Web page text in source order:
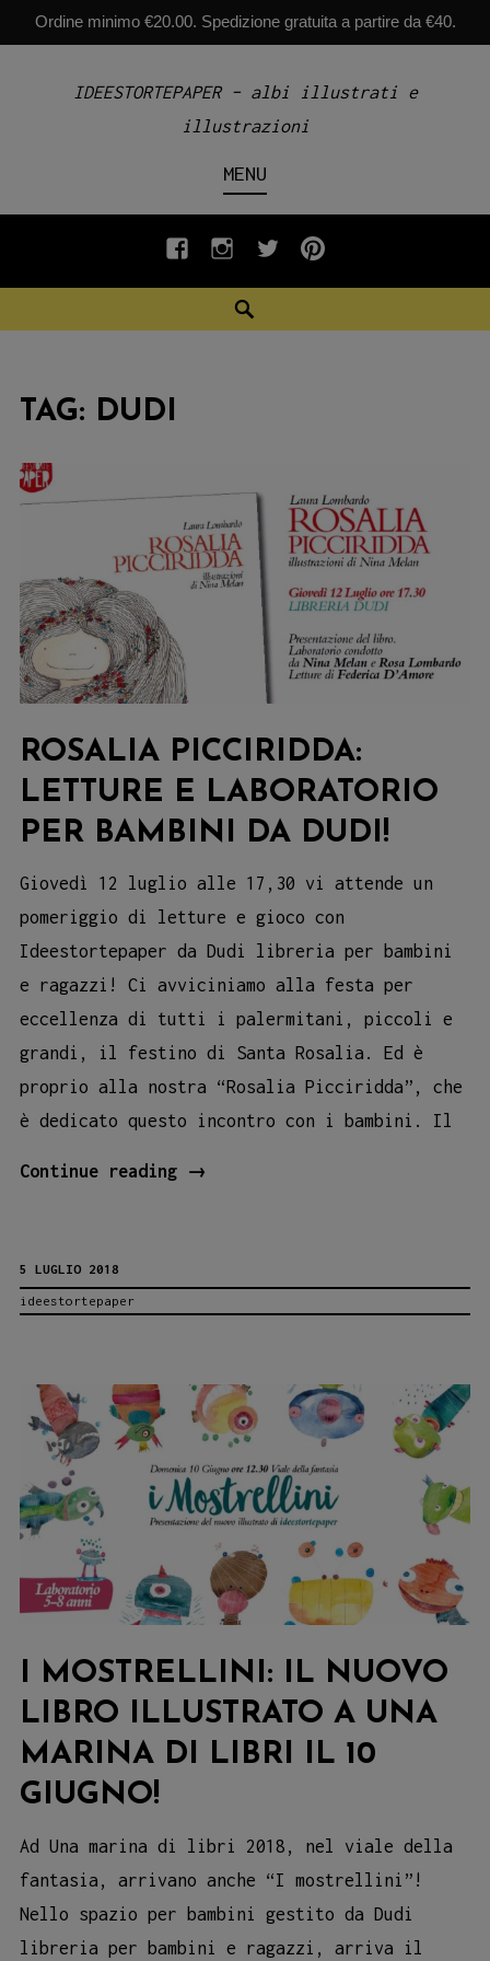
Ordine minimo €20.00. Spedizione gratuita a partire da €40.
IDEESTORTEPAPER – albi illustrati e
illustrazioni
MENU
fb INSTAGRAM
twiterpinterest
TAG: DUDI
ROSALIA PICCIRIDDA:
LETTURE E LABORATORIO
PER BAMBINI DA DUDI!
Giovedì 12 luglio alle 17,30 vi attende un
pomeriggio di letture e gioco con
Ideestortepaper da Dudi libreria per bambini
e ragazzi! Ci avviciniamo alla festa per
eccellenza di tutti i palermitani, piccoli e
grandi, il festino di Santa Rosalia. Ed è
proprio alla nostra “Rosalia Picciridda”, che
è dedicato questo incontro con i bambini. Il
Continue reading
Rosalia
da
Dudi!
→
5 LUGLIO 2018
ideestortepaper
I MOSTRELLINI: IL NUOVO
LIBRO ILLUSTRATO A UNA
MARINA DI LIBRI IL 10
GIUGNO!
Ad Una marina di libri 2018, nel viale della
fantasia, arrivano anche “I mostrellini”!
Nello spazio per bambini gestito da Dudi
libreria per bambini e ragazzi, arriva il